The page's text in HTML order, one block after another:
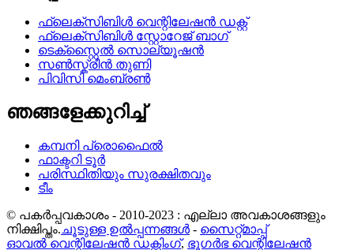
ഫ്ലെക്സിബിൾ വെന്റിലേഷൻ ഡക്റ്റ്
ഫ്ലെക്സിബിൾ സ്റ്റോറേജ് ബാഗ്
ടെക്സ്റ്റൈൽ സൊല്യൂഷൻ
സൺസ്ക്രീൻ തുണി
പിവിസി മെംബ്രൺ
ഞങ്ങളേക്കുറിച്ച്
കമ്പനി പ്രൊഫൈൽ
ഫാക്ടറി ടൂർ
പരിസ്ഥിതിയും സുരക്ഷിതവും
ടീം
© പകർപ്പവകാശം - 2010-2023 : എല്ലാ അവകാശങ്ങളും
നിക്ഷിപ്തം. ചൂടുള്ള ഉൽപ്പന്നങ്ങൾ - സൈറ്റ്മാപ്പ്
ഓവൽ വെന്റിലേഷൻ ഡക്റ്റിംഗ്, ഭൂഗർഭ വെന്റിലേഷൻ